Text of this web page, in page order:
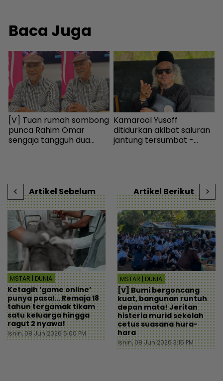
Baca Juga
[V] Tuan rumah sombong
punca Rahim Omar
sengaja tangguh dua
Kamarool Yusoff
ditidurkan akibat saluran
jantung tersumbat -
Artikel Sebelum
MSTAR | DUNIA
Ketagih ‘game online’
punya pasal... Remaja 18
tahun tergamak tikam
satu keluarga hingga
ragut 2 nyawa!
Isnin, 08 Jun 2026 5:00 PM
Artikel Berikut
MSTAR | DUNIA
[V] Bumi bergoncang
kuat, bangunan runtuh
depan mata! Jeritan
histeria murid sekolah
cetus suasana hura-
hara
Isnin, 08 Jun 2026 3:15 PM